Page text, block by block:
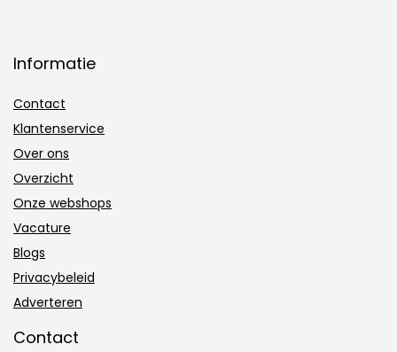
Informatie
Contact
Klantenservice
Over ons
Overzicht
Onze webshops
Vacature
Blogs
Privacybeleid
Adverteren
Contact